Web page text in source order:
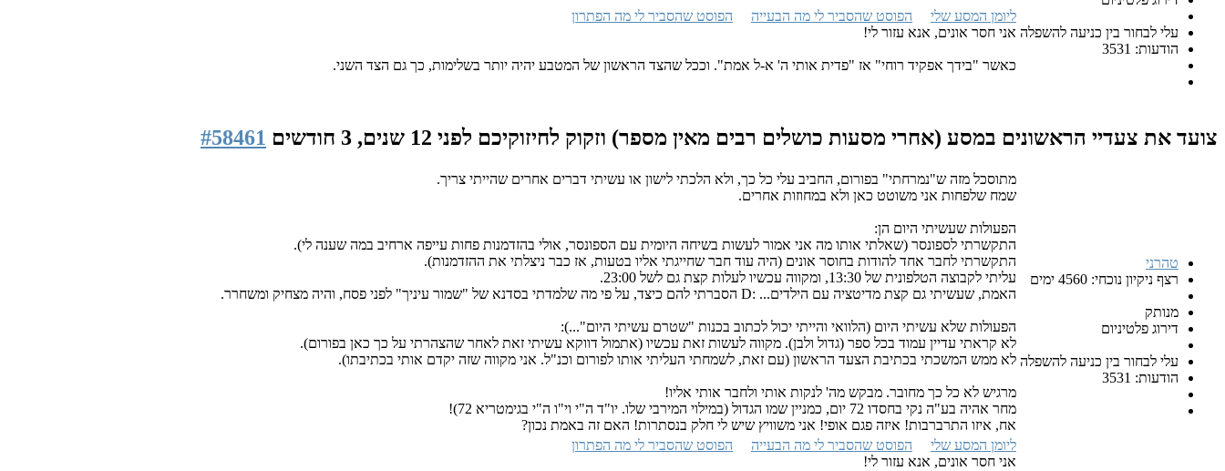
עלי לבחור בין כניעה להשפלה
הודעות: 3531
ליומן המסע שלי הפוסט שהסביר לי מה הבעייה
הפוסט שהסביר לי מה הפתרון
אני חסר אונים, אנא עזור לי!
כאשר "בידך אפקיד רוחי" אז "פדית אותי ה' א-ל אמת". וככל שהצד הראשון של המטבע יהיה יותר בשלימות, כך גם הצד השני.
צועד את צעדיי הראשונים במסע (אחרי מסעות כושלים רבים מאין מספר) וזקוק לחיזוקיכם לפני 12 שנים, 3 חודשים #58461
טהרני
רצף ניקיון נוכחי: 4560 ימים
מנותק
דירוג פלטיניום
עלי לבחור בין כניעה להשפלה
הודעות: 3531
מתוסכל מזה ש"נמרחתי" בפורום, החביב עלי כל כך, ולא הלכתי לישון או עשיתי דברים אחרים שהייתי צריך.
שמח שלפחות אני משוטט כאן ולא במחוזות אחרים.
הפעולות שעשיתי היום הן:
התקשרתי לספונסר (שאלתי אותו מה אני אמור לעשות בשיחה היומית עם הספונסר, אולי בהזדמנות פחות עייפה ארחיב במה שענה לי).
התקשרתי לחבר אחד להודות בחוסר אונים (היה עוד חבר שחייגתי אליו בטעות, אז כבר ניצלתי את ההזדמנות).
עליתי לקבוצה הטלפונית של 13:30, ומקווה עכשיו לעלות קצת גם לשל 23:00.
האמת, שעשיתי גם קצת מדיטציה עם הילדים... :D הסברתי להם כיצד, על פי מה שלמדתי בסדנא של "שמור עיניך" לפני פסח, והיה מצחיק ומשחרר.
הפעולות שלא עשיתי היום (הלוואי והייתי יכול לכתוב בכנות "שטרם עשיתי היום"...):
לא קראתי עדיין עמוד בכל ספר (גדול ולבן). מקווה לעשות זאת עכשיו (אתמול דווקא עשיתי זאת לאחר שהצהרתי על כך כאן בפורום).
לא ממש המשכתי בכתיבת הצעד הראשון (עם זאת, לשמחתי העליתי אותו לפורום וכנ"ל. אני מקווה שזה יקדם אותי בכתיבתו).
מרגיש לא כל כך מחובר. מבקש מה' לנקות אותי ולחבר אותי אליו!
מחר אהיה בע"ה נקי בחסדו 72 יום, כמניין שמו הגדול (במילוי המירבי שלו. יו"ד ה"י וי"ו ה"י בגימטריא 72)!
אח, איזו התרברבות! איזה פגם אופי! אני משוויץ שיש לי חלק בנסתרות! האם זה באמת נכון?
ליומן המסע שלי
הפוסט שהסביר לי מה הבעייה
הפוסט שהסביר לי מה הפתרון
אני חסר אונים, אנא עזור לי!